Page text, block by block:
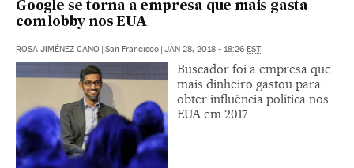
Google se torna a empresa que mais gasta
com lobby nos EUA
ROSA JIMÉNEZ CANO | San Francisco | JAN 28, 2018 - 18:26 EST
Buscador foi a empresa que
mais dinheiro gastou para
obter influência política nos
EUA em 2017